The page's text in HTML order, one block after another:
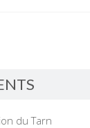
du Tarn